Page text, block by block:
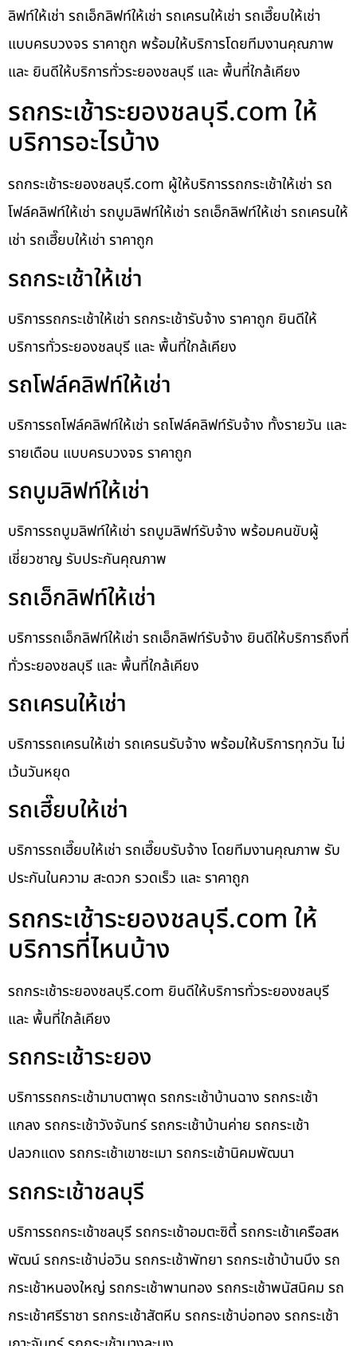
ลิฟท์ให้เช่า รถเอ็กลิฟท์ให้เช่า รถเครนให้เช่า รถเฮี๊ยบให้เช่า
แบบครบวงจร ราคาถูก พร้อมให้บริการโดยทีมงานคุณภาพ
และ ยินดีให้บริการทั่วระยองชลบุรี และ พื้นที่ใกล้เคียง
รถกระเช้าระยองชลบุรี.com ให้
บริการอะไรบ้าง
รถกระเช้าระยองชลบุรี.com ผู้ให้บริการรถกระเช้าให้เช่า รถ
โฟล์คลิฟท์ให้เช่า รถบูมลิฟท์ให้เช่า รถเอ็กลิฟท์ให้เช่า รถเครนให้
เช่า รถเฮี๊ยบให้เช่า ราคาถูก
รถกระเช้าให้เช่า
บริการรถกระเช้าให้เช่า รถกระเช้ารับจ้าง ราคาถูก ยินดีให้
บริการทั่วระยองชลบุรี และ พื้นที่ใกล้เคียง
รถโฟล์คลิฟท์ให้เช่า
บริการรถโฟล์คลิฟท์ให้เช่า รถโฟล์คลิฟท์รับจ้าง ทั้งรายวัน และ
รายเดือน แบบครบวงจร ราคาถูก
รถบูมลิฟท์ให้เช่า
บริการรถบูมลิฟท์ให้เช่า รถบูมลิฟท์รับจ้าง พร้อมคนขับผู้
เชี่ยวชาญ รับประกันคุณภาพ
รถเอ็กลิฟท์ให้เช่า
บริการรถเอ็กลิฟท์ให้เช่า รถเอ็กลิฟท์รับจ้าง ยินดีให้บริการถึงที่
ทั่วระยองชลบุรี และ พื้นที่ใกล้เคียง
รถเครนให้เช่า
บริการรถเครนให้เช่า รถเครนรับจ้าง พร้อมให้บริการทุกวัน ไม่
เว้นวันหยุด
รถเฮี๊ยบให้เช่า
บริการรถเฮี๊ยบให้เช่า รถเฮี๊ยบรับจ้าง โดยทีมงานคุณภาพ รับ
ประกันในความ สะดวก รวดเร็ว และ ราคาถูก
รถกระเช้าระยองชลบุรี.com ให้
บริการที่ไหนบ้าง
รถกระเช้าระยองชลบุรี.com ยินดีให้บริการทั่วระยองชลบุรี
และ พื้นที่ใกล้เคียง
รถกระเช้าระยอง
บริการรถกระเช้ามาบตาพุด รถกระเช้าบ้านฉาง รถกระเช้า
แกลง รถกระเช้าวังจันทร์ รถกระเช้าบ้านค่าย รถกระเช้า
ปลวกแดง รถกระเช้าเขาชะเมา รถกระเช้านิคมพัฒนา
รถกระเช้าชลบุรี
บริการรถกระเช้าชลบุรี รถกระเช้าอมตะซิตี้ รถกระเช้าเครือสห
พัฒน์ รถกระเช้าบ่อวิน รถกระเช้าพัทยา รถกระเช้าบ้านบึง รถ
กระเช้าหนองใหญ่ รถกระเช้าพานทอง รถกระเช้าพนัสนิคม รถ
กระเช้าศรีราชา รถกระเช้าสัตหีบ รถกระเช้าบ่อทอง รถกระเช้า